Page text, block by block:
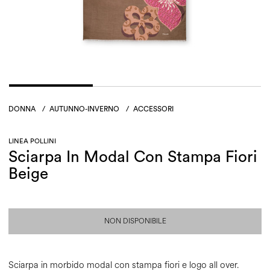
DONNA / AUTUNNO-INVERNO / ACCESSORI
LINEA POLLINI
Sciarpa In Modal Con Stampa Fiori
Beige
NON DISPONIBILE
Sciarpa in morbido modal con stampa fiori e logo all over.